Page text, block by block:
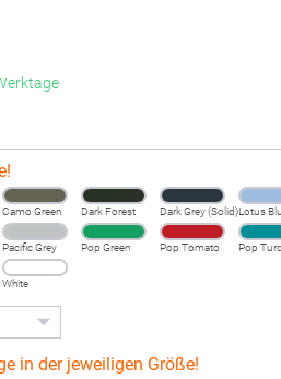
Camo Green Dark Forest Dark Grey (Solid)Lotus
Pacific Grey Pop Green Pop Tomato Pop
White
in der jeweiligen Größe!